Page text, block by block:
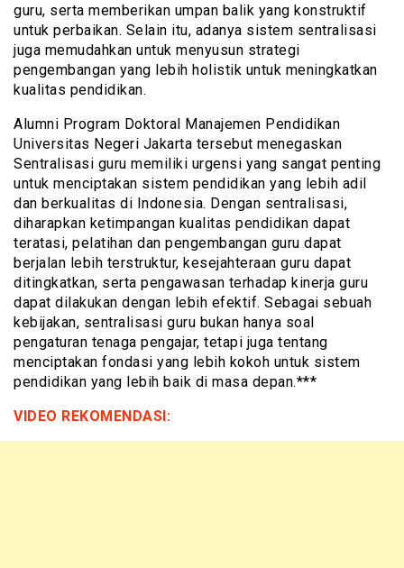
guru, serta memberikan umpan balik yang konstruktif
untuk perbaikan. Selain itu, adanya sistem sentralisasi
juga memudahkan untuk menyusun strategi
pengembangan yang lebih holistik untuk meningkatkan
kualitas pendidikan.
Alumni Program Doktoral Manajemen Pendidikan
Universitas Negeri Jakarta tersebut menegaskan
Sentralisasi guru memiliki urgensi yang sangat penting
untuk menciptakan sistem pendidikan yang lebih adil
dan berkualitas di Indonesia. Dengan sentralisasi,
diharapkan ketimpangan kualitas pendidikan dapat
teratasi, pelatihan dan pengembangan guru dapat
berjalan lebih terstruktur, kesejahteraan guru dapat
ditingkatkan, serta pengawasan terhadap kinerja guru
dapat dilakukan dengan lebih efektif. Sebagai sebuah
kebijakan, sentralisasi guru bukan hanya soal
pengaturan tenaga pengajar, tetapi juga tentang
menciptakan fondasi yang lebih kokoh untuk sistem
pendidikan yang lebih baik di masa depan.***
VIDEO REKOMENDASI: